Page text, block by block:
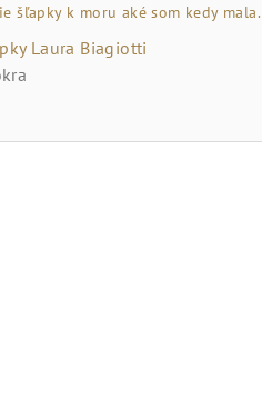
šľapky k moru aké som kedy mala.
Laura Biagiotti
je 5 z 5 hviezdičiek.